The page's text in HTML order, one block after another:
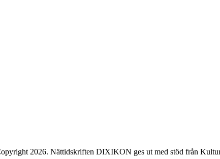
2026. Nättidskriften DIXIKON ges ut med stöd från